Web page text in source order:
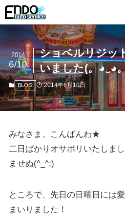
ショベルリジッ
いました(。◕‿◕
2014
6/10
BLOG 2014年6月10日
みなさま、こんばんわ★
二日ばかりオサボリいたしま
ませぬ(^_^;)
ところで、先日の日曜日には
まいりました！